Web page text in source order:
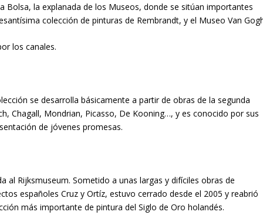
Bolsa, la explanada de los Museos, donde se sitúan importantes
colección de pinturas de Rembrandt, y el Museo Van
los canales.
se desarrolla básicamente a partir de obras de la segunda
Chagall, Mondrian, Picasso, De Kooning…, y es conocido por sus
de jóvenes promesas.
al Rijksmuseum. Sometido a unas largas y difíciles obras de
españoles Cruz y Ortíz, estuvo cerrado desde el 2005 y reabrió
más importante de pintura del Siglo de Oro holandés.